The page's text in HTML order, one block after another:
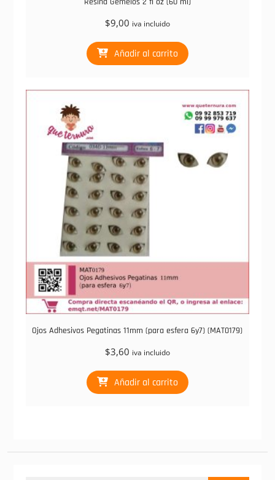
$9,00 iva incluido
Añadir al carrito
Ojos Adhesivos Pegatinas 11mm (para esfera 6y7) (MAT0179)
$3,60 iva incluido
Añadir al carrito